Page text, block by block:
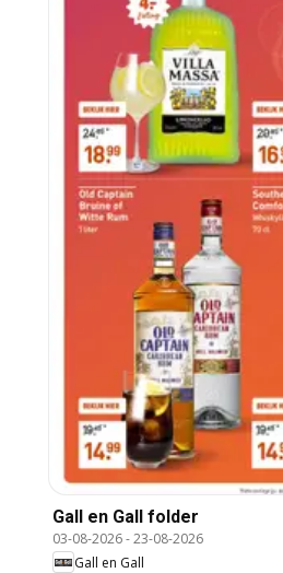
Gall en Gall folder
03-08-2026-23-08-2026
Gall en Gall